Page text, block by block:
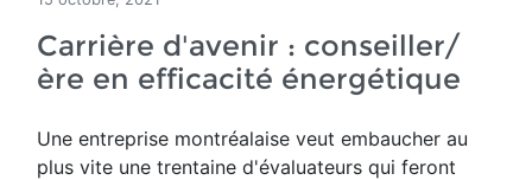
Carrière d'avenir : conseiller/
ère en efficacité énergétique
Une entreprise montréalaise veut embaucher au
plus vite une trentaine d'évaluateurs qui feront